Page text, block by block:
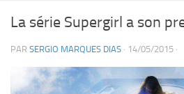
La série Supergirl a son
PAR SERGIO MARQUES DIAS · 14/05/2015 ·